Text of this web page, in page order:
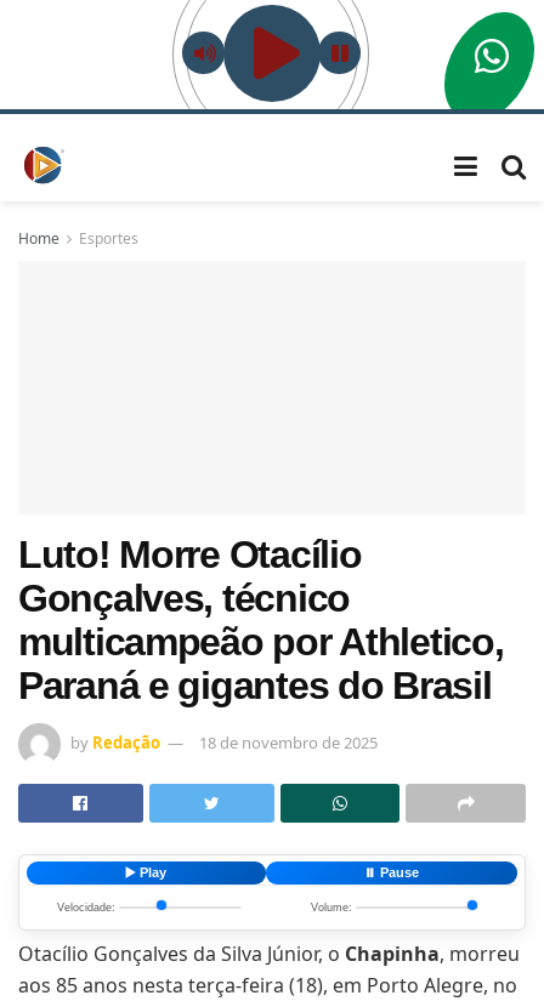
Home Esportes
Luto! Morre Otacílio
Gonçalves, técnico
multicampeão por Athletico,
Paraná e gigantes do Brasil
by Redação 18 de novembro de 2025
▶️ Play ⏸️ Pause
Velocidade: Volume:
Otacílio Gonçalves da Silva Júnior, o Chapinha, morreu
aos 85 anos nesta terça-feira (18), em Porto Alegre, no